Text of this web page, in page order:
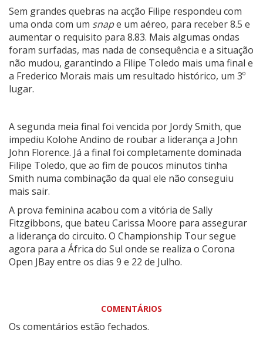
Sem grandes quebras na acção Filipe respondeu com
uma onda com um snape um aéreo, para receber 8.5 e
aumentar o requisito para 8.83. Mais algumas ondas
foram surfadas, mas nada de consequência e a situação
não mudou, garantindo a Filipe Toledo mais uma final e
a Frederico Morais mais um resultado histórico, um 3º
lugar.
A segunda meia final foi vencida por Jordy Smith, que
impediu Kolohe Andino de roubar a liderança a John
John Florence. Já a final foi completamente dominada
Filipe Toledo, que ao fim de poucos minutos tinha
Smith numa combinação da qual ele não conseguiu
mais sair.
A prova feminina acabou com a vitória de Sally
Fitzgibbons, que bateu Carissa Moore para assegurar
a liderança do circuito. O Championship Tour segue
agora para a África do Sul onde se realiza o Corona
Open JBay entre os dias 9 e 22 de Julho.
COMENTÁRIOS
Os comentários estão fechados.